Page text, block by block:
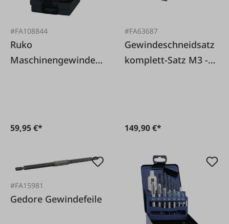
#FA108844
Ruko
Maschinengewindeb
59,95 €*
#FA63687
Gewindeschneidsatz
komplett-Satz M3 -
149,90 €*
#FA15981
Gedore Gewindefeile